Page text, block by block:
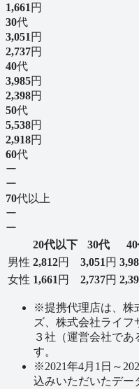
1,661円
30代
3,051円
2,737円
40代
3,985円
2,398円
50代
5,538円
2,918円
60代
ー
ー
70代以上
ー
ー
20代以下 30代 40
男性 2,812円 3,051円
女性 1,661円 2,737円
※提携代理店は、株
ズ、株式会社ライフ
３社（運営会社で
す。
※2021年4月1日～
込みいただいたデー